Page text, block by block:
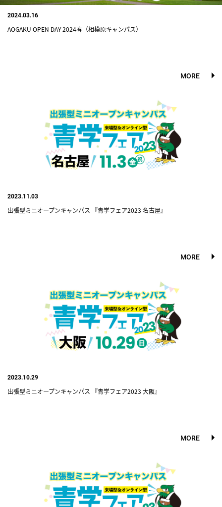
2024.03.16
AOGAKU OPEN DAY 2024春（相模原キャンパス）
MORE
2023.11.03
出張型ミニオープンキャンパス 『青学フェア2023 名古屋』
MORE
2023.10.29
出張型ミニオープンキャンパス 『青学フェア2023 大阪』
MORE